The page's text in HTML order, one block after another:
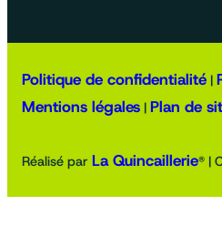
Politique de confidentialité |
Mentions légales | Plan de
Réalisé par La Quincaillerie® |